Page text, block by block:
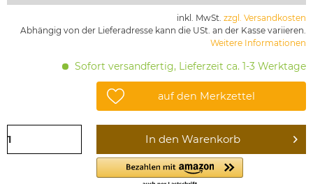
inkl. MwSt. zzgl. Versandkosten
Abhängig von der Lieferadresse kann die USt. an der Kasse variieren.
Weitere Informationen
Sofort versandfertig, Lieferzeit ca. 1-3 Werktage
auf den Merkzettel
In den Warenkorb